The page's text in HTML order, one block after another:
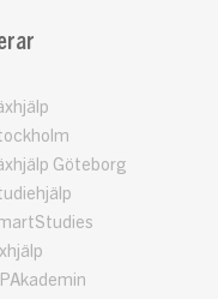
Göteborg